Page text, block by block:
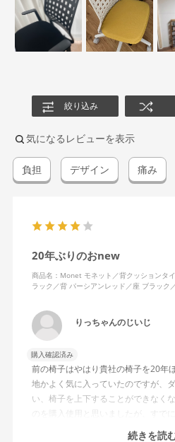
絞り込み
気になるレビューを表示
負担 デザイン 痛み
20年ぶりのおnew
商品名：Monet モネット／背クッションタ
ラック／背 パーシアンレッド／座 ブラック
りっちゃんのじいじ
購入確認済み
前の椅子はやはり貴社の椅子を20年
地かよく気に入っていたのですが、
い、椅子を上下することができなく
のを購入使用と思いましたが、すで
MonEtを購入しました。やや固めの
続きを読